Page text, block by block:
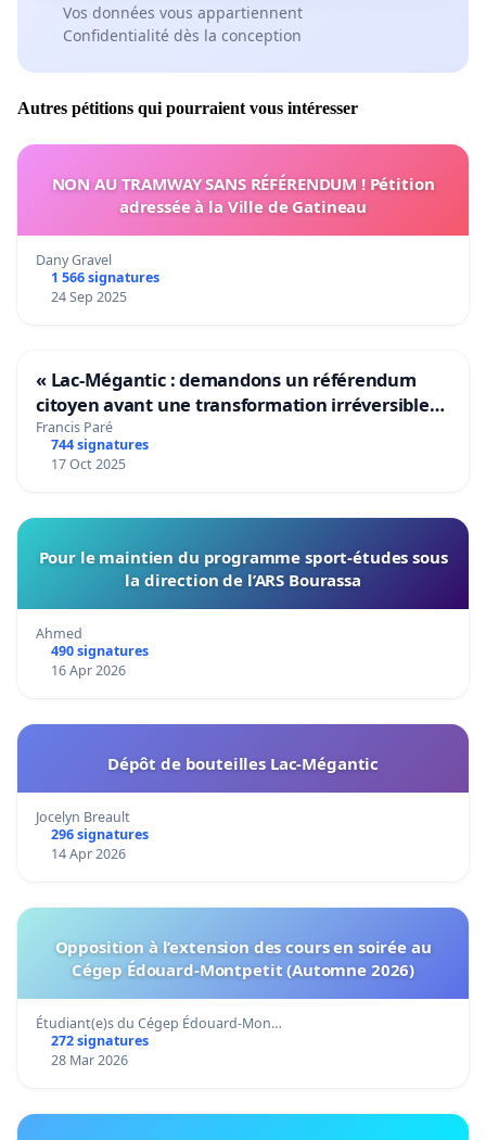
Vos données vous appartiennent
Confidentialité dès la conception
Autres pétitions qui pourraient vous intéresser
NON AU TRAMWAY SANS RÉFÉRENDUM ! Pétition
adressée à la Ville de Gatineau
Dany Gravel
1 566 signatures
24 Sep 2025
« Lac-Mégantic : demandons un référendum
citoyen avant une transformation irréversible
de notre territoire »
Francis Paré
744 signatures
17 Oct 2025
Pour le maintien du programme sport-études sous
la direction de l’ARS Bourassa
Ahmed
490 signatures
16 Apr 2026
Dépôt de bouteilles Lac-Mégantic
Jocelyn Breault
296 signatures
14 Apr 2026
Opposition à l’extension des cours en soirée au
Cégep Édouard-Montpetit (Automne 2026)
Étudiant(e)s du Cégep Édouard-Mon…
272 signatures
28 Mar 2026